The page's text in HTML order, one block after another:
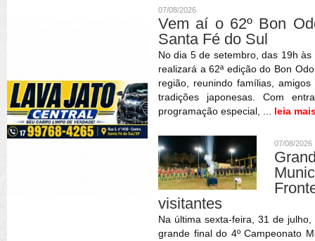
07/08/2026
Vem aí o 62º Bon
Santa Fé do Sul
No dia 5 de setembro, das 19h
realizará a 62ª edição do Bon
região, reunindo famílias,
tradições japonesas. Com
programação especial, ... leia
07/08/2026
visitantes
Na última sexta-feira, 31 de
grande final do 4º Campeonato